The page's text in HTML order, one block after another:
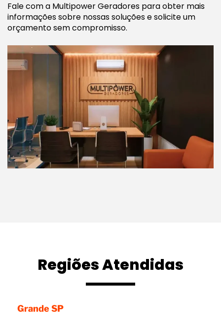
Fale com a Multipower Geradores para obter mais
informações sobre nossas soluções e solicite um
orçamento sem compromisso.
Regiões Atendidas
Grande SP